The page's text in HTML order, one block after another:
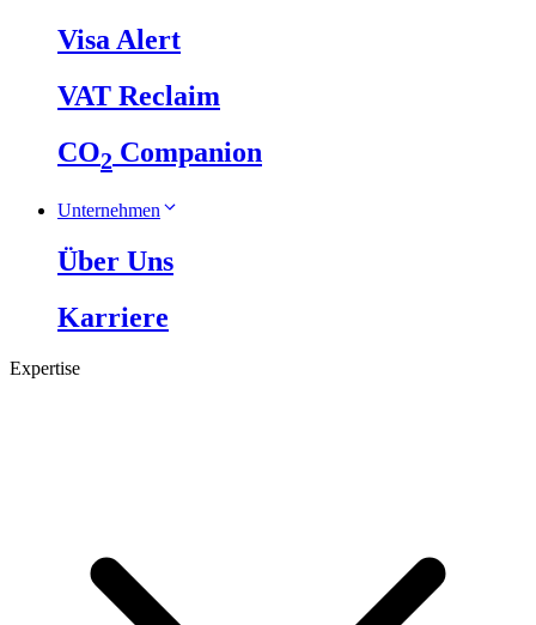
Visa Alert
VAT Reclaim
CO2 Companion
Unternehmen
Über Uns
Karriere
Expertise